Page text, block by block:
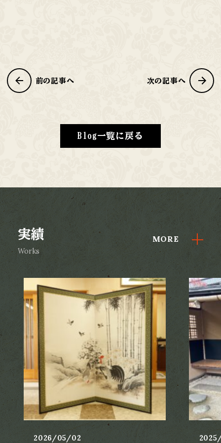
前の記事へ
Blog一覧に戻る
次の記事へ
実績
Works
MORE
2026/05/02